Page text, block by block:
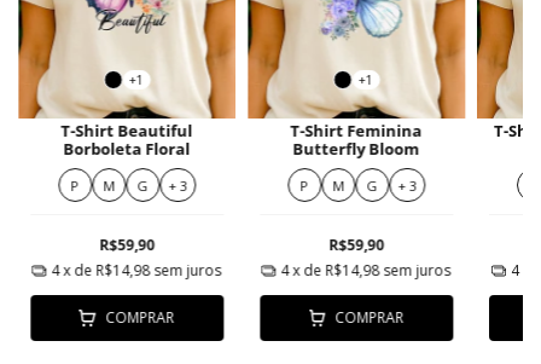
+1
T-Shirt Beautiful
Borboleta Floral
P M G + 3
R$59,90
4x de R$14,98 sem juros
COMPRAR
+1
T-Shirt Feminina
Butterfly Bloom
P M G + 3
R$59,90
4x de R$14,98sem juros
COMPRAR
T-
4